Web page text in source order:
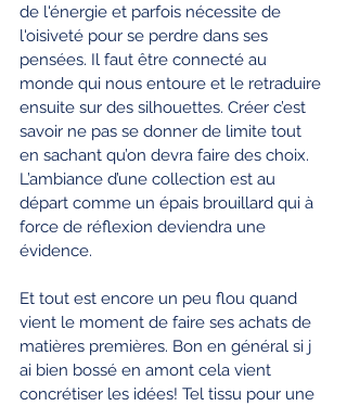
de l'énergie et parfois nécessite de
l'oisiveté pour se perdre dans ses
pensées. Il faut être connecté au
monde qui nous entoure et le retraduire
ensuite sur des silhouettes. Créer c’est
savoir ne pas se donner de limite tout
en sachant qu’on devra faire des choix.
L’ambiance d’une collection est au
départ comme un épais brouillard qui à
force de réflexion deviendra une
évidence.
Et tout est encore un peu flou quand
vient le moment de faire ses achats de
matières premières. Bon en général si j
ai bien bossé en amont cela vient
concrétiser les idées! Tel tissu pour une